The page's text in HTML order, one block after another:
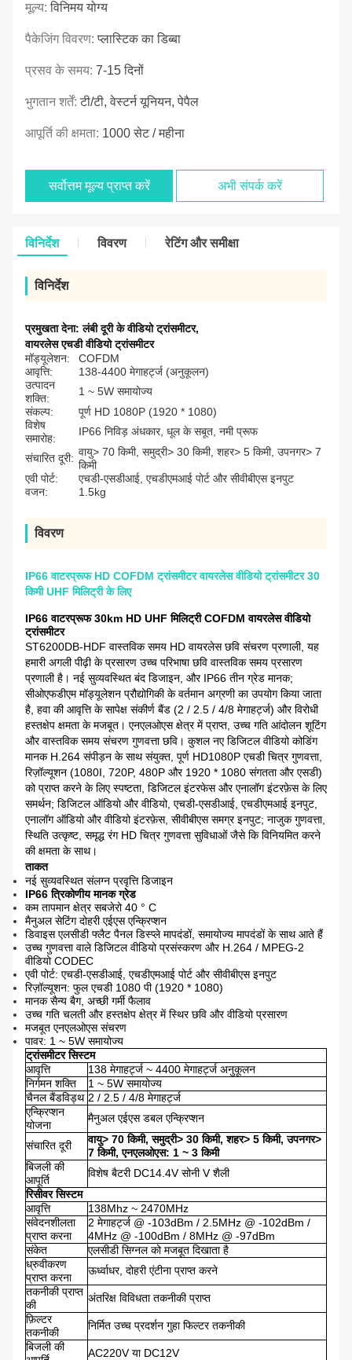
मूल्य:विनिमय योग्य
पैकेजिंग विवरण:प्लास्टिक का डिब्बा
प्रसव के समय: 7-15 दिनों
भुगतान शर्तें:टी/टी, वेस्टर्न यूनियन, पेपैल
आपूर्ति की क्षमता: 1000 सेट / महीना
सर्वोत्तम मूल्य प्राप्त करें अभी संपर्क करें
विनिर्देश विवरण रेटिंग और समीक्षा
विनिर्देश
प्रमुखता देना:लंबी दूरी के वीडियो ट्रांसमीटर,
वायरलेस एचडी वीडियो ट्रांसमीटर
मॉड्यूलेशन:
COFDM
आवृत्ति:
138-4400 मेगाहर्ट्ज (अनुकूलन)
उत्पादन
शक्ति:
1 ~ 5W समायोज्य
संकल्प:
पूर्ण HD 1080P (1920 * 1080)
विशेष
समारोह:
IP66 निविड़ अंधकार, धूल के सबूत, नमी प्रूफ
संचारित दूरी: वायु> 70 किमी, समुद्री> 30 किमी, शहर> 5 किमी, उपनगर> 7
किमी
एवी पोर्ट:
एचडी-एसडीआई, एचडीएमआई पोर्ट और सीवीबीएस इनपुट
वजन:
1.5kg
विवरण
IP66 वाटरप्रूफ HD COFDM ट्रांसमीटर वायरलेस वीडियो ट्रांसमीटर 30
किमी UHF मिलिट्री के लिए
IP66 वाटरप्रूफ 30km HD UHF मिलिट्री COFDM वायरलेस वीडियो
ट्रांसमीटर
ST6200DB-HDF वास्तविक समय HD वायरलेस छवि संचरण प्रणाली, यह
हमारी अगली पीढ़ी के प्रसारण उच्च परिभाषा छवि वास्तविक समय प्रसारण
प्रणाली है। नई सुव्यवस्थित बंद डिजाइन, और IP66 तीन ग्रेड मानक;
सीओएफडीएम मॉड्यूलेशन प्रौद्योगिकी के वर्तमान अग्रणी का उपयोग किया जाता
है, हवा की आवृत्ति के सापेक्ष संकीर्ण बैंड (2 / 2.5 / 4/8 मेगाहर्ट्ज) और विरोधी
हस्तक्षेप क्षमता के मजबूत। एनएलओएस क्षेत्र में प्राप्त, उच्च गति आंदोलन शूटिंग
और वास्तविक समय संचरण गुणवत्ता छवि। कुशल नए डिजिटल वीडियो कोडिंग
मानक H.264 संपीड़न के साथ संयुक्त, पूर्ण HD1080P एचडी चित्र गुणवत्ता,
रिज़ॉल्यूशन (1080I, 720P, 480P और 1920 * 1080 संगतता और एसडी)
को प्राप्त करने के लिए स्पष्टता, डिजिटल इंटरफेस और एनालॉग इंटरफ़ेस के लिए
समर्थन; डिजिटल ऑडियो और वीडियो, एचडी-एसडीआई, एचडीएमआई इनपुट,
एनालॉग ऑडियो और वीडियो इंटरफ़ेस, सीवीबीएस समग्र इनपुट; नाजुक गुणवत्ता,
स्थिति उत्कृष्ट, समृद्ध रंग HD चित्र गुणवत्ता सुविधाओं जैसे कि विनियमित करने
की क्षमता के साथ।
ताकत
नई सुव्यवस्थित संलग्न प्रवृत्ति डिजाइन
IP66 त्रिकोणीय मानक ग्रेड
कम तापमान क्षेत्र सबजेरो 40 ° C
मैनुअल सेटिंग दोहरी एईएस एन्क्रिप्शन
डिवाइस एलसीडी फ्लैट पैनल डिस्प्ले मापदंडों, समायोज्य मापदंडों के साथ आते हैं
उच्च गुणवत्ता वाले डिजिटल वीडियो प्रसंस्करण और H.264 / MPEG-2
वीडियो CODEC
एवी पोर्ट: एचडी-एसडीआई, एचडीएमआई पोर्ट और सीवीबीएस इनपुट
रिज़ॉल्यूशन: फुल एचडी 1080 पी (1920 * 1080)
मानक सैन्य बैग, अच्छी गर्मी फैलाव
उच्च गति चलती और हस्तक्षेप क्षेत्र में स्थिर छवि और वीडियो प्रसारण
मजबूत एनएलओएस संचरण
पावर: 1 ~ 5W समायोज्य
ट्रांसमीटर सिस्टम
आवृत्ति
138 मेगाहर्ट्ज ~ 4400 मेगाहर्ट्ज अनुकूलन
निर्गमन शक्ति
1 ~ 5W समायोज्य
चैनल बैंडविड्थ 2 / 2.5 / 4/8 मेगाहर्ट्ज
एन्क्रिप्शन
योजना
मैनुअल एईएस डबल एन्क्रिप्शन
संचारित दूरी
वायु> 70 किमी, समुद्री> 30 किमी, शहर> 5 किमी, उपनगर>
7 किमी, एनएलओएस: 1 ~ 3 किमी
बिजली की
आपूर्ति
विशेष बैटरी DC14.4V सोनी V शैली
रिसीवर सिस्टम
आवृत्ति
138Mhz ~ 2470MHz
संवेदनशीलता
प्राप्त करना
2 मेगाहर्ट्ज @ -103dBm / 2.5MHz @ -102dBm /
4MHz @ -100dBm / 8MHz @ -97dBm
संकेत
एलसीडी सिग्नल को मजबूत दिखाता है
ध्रुवीकरण
प्राप्त करना
ऊर्ध्वाधर, दोहरी एंटीना प्राप्त करने
तकनीकी प्राप्त
की
अंतरिक्ष विविधता तकनीकी प्राप्त
फ़िल्टर
तकनीकी
निर्मित उच्च प्रदर्शन गुहा फिल्टर तकनीकी
बिजली की
AC220V या DC12V